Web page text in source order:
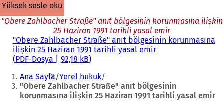
yüksek sesle oku
"Obere Zahlbacher Straße" anıt bölgesinin korunmasına ilişkin
25 Haziran 1991 tarihli yasal emir
"Obere Zahlbacher Straße" anıt bölgesinin korunmasına
ilişkin 25 Haziran 1991 tarihli yasal emir
PDF-Dosya 92,18 kB
Buradasınız:
Ana Sayfa Yerel hukuk
"Obere Zahlbacher Straße" anıt bölgesinin
korunmasına ilişkin 25 Haziran 1991 tarihli yasal emir